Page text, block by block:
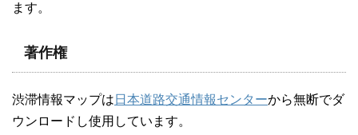
ます。
著作権
渋滞情報マップは 日本道路交通情報センターから無断でダ
ウンロードし使用しています。